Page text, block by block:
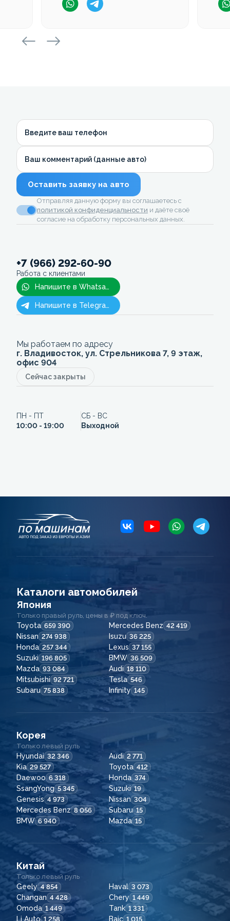
Введите ваш телефон
Ваш комментарий (данные авто)
Оставить заявку на авто
Отправляя данную форму вы соглашаетесь с
политикой конфиденциальности и даёте своё
согласие на обработку персональных данных.
+7 (966) 292-60-90
Работа с клиентами
Напишите в Whatsapp
Напишите в Telegram
Мы работаем по адресу
г. Владивосток, ул. Стрельникова 7, 9 этаж,
офис 904
Сейчас закрыты
ПН - ПТ
10:00 - 19:00
СБ - ВС
Выходной
Каталоги автомобилей
Япония
Только правый руль, цены в ₽ под ключ.
Toyota 659 390 Mercedes Benz 42 419
Nissan 274 938 Isuzu 36 225
Honda 257 344 Lexus 37 155
Suzuki 196 805 BMW 36 509
Mazda 93 084 Audi 18 110
Mitsubishi 92 721 Tesla 546
Subaru 75 838 Infinity 145
Корея
Только левый руль
Hyundai 32 346 Audi 2 771
Kia 29 527 Toyota 412
Daewoo 6 318 Honda 374
SsangYong 5 345 Suzuki 19
Genesis 4 973 Nissan 304
Mercedes Benz 8 056 Subaru 15
BMW 6 940 Mazda 15
Китай
Только левый руль
Geely 4 854 Haval 3 073
Changan 4 428 Chery 1 449
Omoda 1 449 Tank 1 331
Li Auto 1 258 Baic 1 015